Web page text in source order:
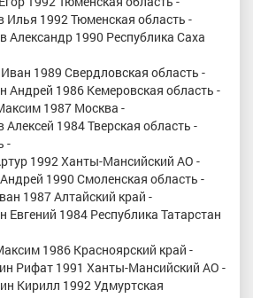
Илья 1992 Тюменская область -
Александр 1990 Республика Саха
1989 Свердловская область -
Андрей 1986 Кемеровская область -
1987 Москва -
1984 Тверская область -
-
1992 Ханты-Мансийский АО -
1990 Смоленская область -
1987 Алтайский край -
1984 Республика Татарстан
1986 Красноярский край -
Рифат 1991 Ханты-Мансийский АО -
Кирилл 1992 Удмуртская